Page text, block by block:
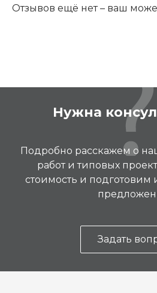
Отзывов ещё нет – ваш
Нужна
Подробно расскажем о
работ и типовых
стоимость и
Задать